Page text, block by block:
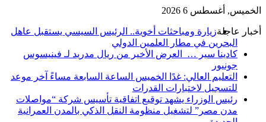
الخميس, أغسطس 6 2026
أخبار عاجلةزيارة ومباحثات أخوية.. الرئيس السيسي يستقبل عاهل
البحرين في مطار العلمين الدولي
كادينا سير … العرض الأخير من ريال مدريد لـ فينيسوس
جونيور
التعليم العالي: غدًا الخميس الساعة السابعة مساءً آخر موعد
للتسجيل لاختبارات القدرات
رئيس الوزراء يشهد توقيع اتفاقية تأسيس شركة “مواصلات
مدن مصر” لتشغيل منظومة النقل الذكي بالمدن العمرانية